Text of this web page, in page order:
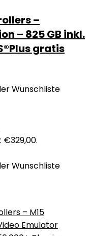
–
– 825 GB inkl.
gratis
Wunschliste
€329,00.
Wunschliste